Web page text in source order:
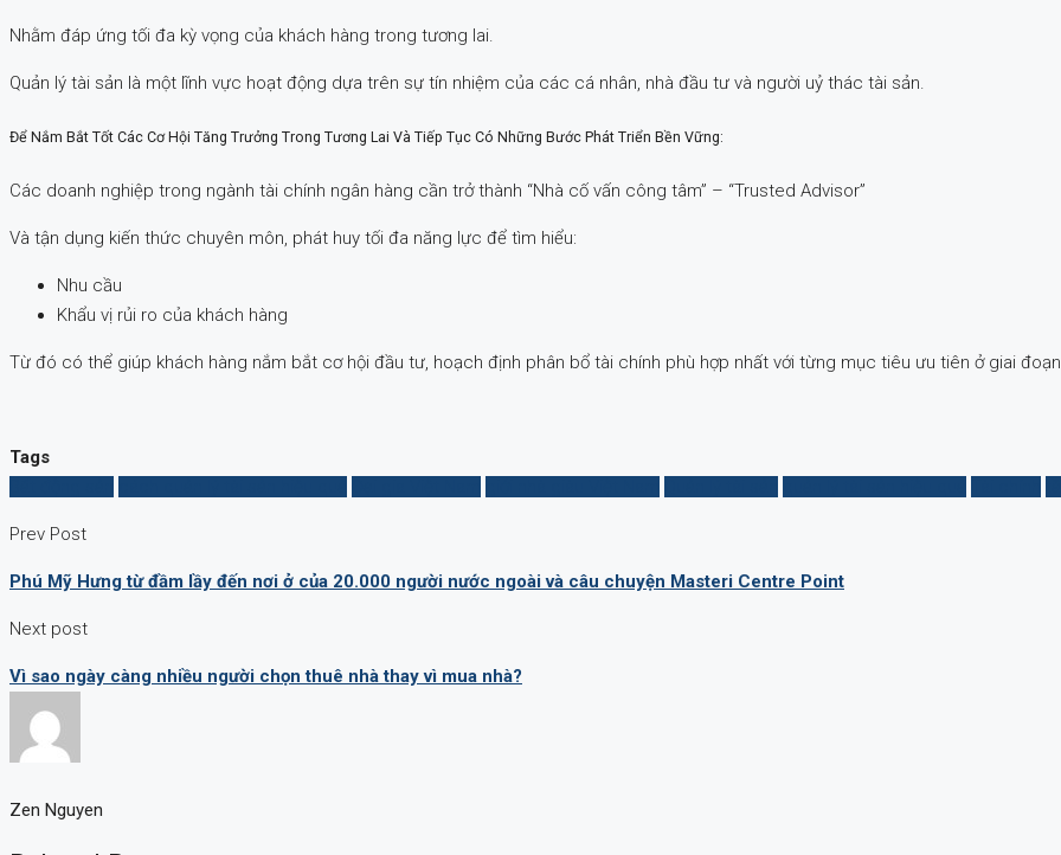
Nhằm đáp ứng tối đa kỳ vọng của khách hàng trong tương lai.
Quản lý tài sản là một lĩnh vực hoạt động dựa trên sự tín nhiệm của các cá nhân, nhà đầu tư và người uỷ thác tài sản.
Để Nắm Bắt Tốt Các Cơ Hội Tăng Trưởng Trong Tương Lai Và Tiếp Tục Có Những Bước Phát Triển Bền Vững:
Các doanh nghiệp trong ngành tài chính ngân hàng cần trở thành “Nhà cố vấn công tâm” – “Trusted Advisor”
Và tận dụng kiến thức chuyên môn, phát huy tối đa năng lực để tìm hiểu:
Nhu cầu
Khẩu vị rủi ro của khách hàng
Từ đó có thể giúp khách hàng nắm bắt cơ hội đầu tư, hoạch định phân bổ tài chính phù hợp nhất với từng mục tiêu ưu tiên ở giai
Tags
Prev Post
Phú Mỹ Hưng từ đầm lầy đến nơi ở của 20.000 người nước ngoài và câu chuyện Masteri Centre Point
Next post
Vì sao ngày càng nhiều người chọn thuê nhà thay vì mua nhà?
Zen Nguyen